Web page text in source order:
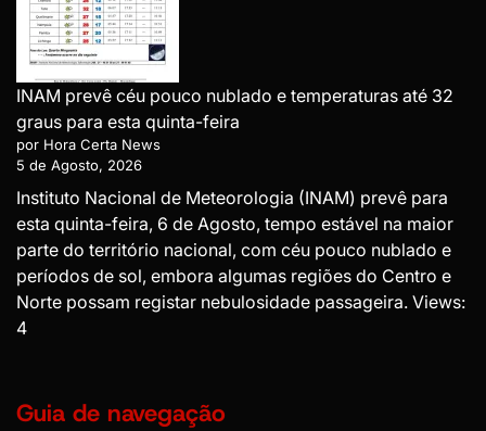
INAM prevê céu pouco nublado e temperaturas até 32
graus para esta quinta-feira
por Hora Certa News
5 de Agosto, 2026
Instituto Nacional de Meteorologia (INAM) prevê para
esta quinta-feira, 6 de Agosto, tempo estável na maior
parte do território nacional, com céu pouco nublado e
períodos de sol, embora algumas regiões do Centro e
Norte possam registar nebulosidade passageira. Views:
4
Guia de navegação